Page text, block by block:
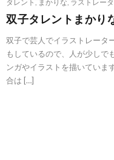
タレント , まかりな, ラストレー
双子タレントまかり
双子で芸人でイラストレー
もしているので、人が少しで
ンガやイラストを描いていま
合は […]